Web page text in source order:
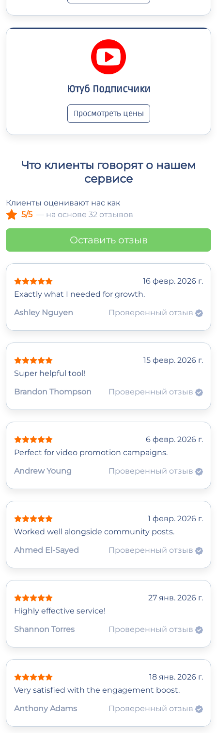
Ютуб Подписчики
Просмотреть цены
Что клиенты говорят о нашем
сервисе
Клиенты оценивают нас как
5/5 — на основе 32 отзывов
Оставить отзыв
16 февр. 2026 г.
Exactly what I needed for growth.
Ashley Nguyen
Проверенный отзыв
15 февр. 2026 г.
Super helpful tool!
Brandon Thompson
Проверенный отзыв
6 февр. 2026 г.
Perfect for video promotion campaigns.
Andrew Young
Проверенный отзыв
1 февр. 2026 г.
Worked well alongside community posts.
Ahmed El‑Sayed
Проверенный отзыв
27 янв. 2026 г.
Highly effective service!
Shannon Torres
Проверенный отзыв
18 янв. 2026 г.
Very satisfied with the engagement boost.
Anthony Adams
Проверенный отзыв